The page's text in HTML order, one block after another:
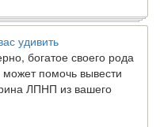
богатое своего рода
может помочь вывести
ЛПНП из вашего